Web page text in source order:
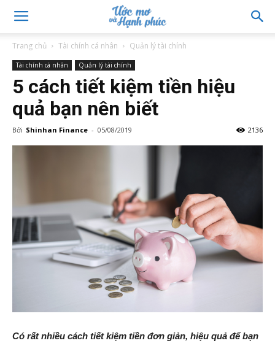
Trang chủ Tài chính cá nhân Quản lý tài chính
Tài chính cá nhân Quản lý tài chính
5 cách tiết kiệm tiền hiệu
quả bạn nên biết
Bởi Shinhan Finance - 05/08/2019 2136
Có rất nhiều cách tiết kiệm tiền đơn giản, hiệu quả để bạn